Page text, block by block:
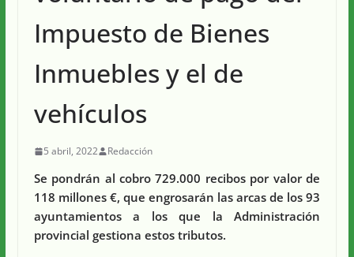
Impuesto de Bienes
Inmuebles y el de
vehículos
5 abril, 2022 Redacción
Se pondrán al cobro 729.000 recibos por valor de
118 millones €, que engrosarán las arcas de los 93
ayuntamientos a los que la Administración
provincial gestiona estos tributos.